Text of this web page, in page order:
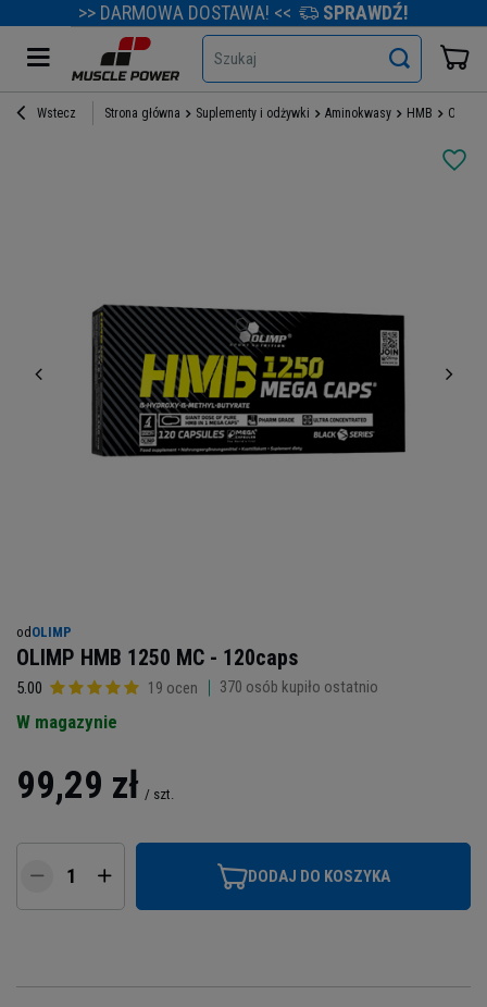
>> DARMOWA DOSTAWA! << SPRAWDŹ!
Szukaj
Wstecz Strona główna Suplementy i odżywki Aminokwasy HMB
od OLIMP
OLIMP HMB 1250 MC - 120caps
5.00 19 ocen 370 osób kupiło ostatnio
W magazynie
99,29 zł / szt.
DODAJ DO KOSZYKA